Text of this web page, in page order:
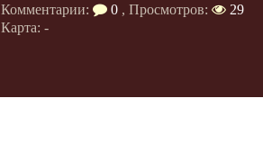
Комментарии:
0 , Просмотров:
29
Карта: -